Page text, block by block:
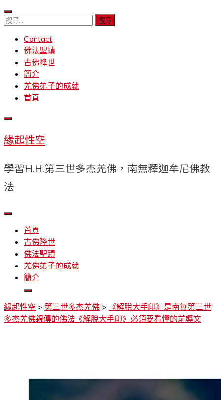
Skip
to
content
搜
Contact
佛法聖蹟
古佛降世
簡介
羌佛弟子的成就
首頁
緣起性空
學習H.H.第三世多杰羌佛，南無釋迦牟尼佛教
法
首頁
古佛降世
佛法聖蹟
羌佛弟子的成就
簡介
緣起性空 > 第三世多杰羌佛 >
《解脫大手印》是南無第三世
多杰羌佛親傳的佛法《解脫大手印》必須要看懂的前導文